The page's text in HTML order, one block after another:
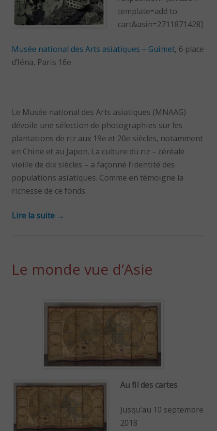
template=add to
cart&asin=2711871428]
Musée national des Arts asiatiques – Guimet, 6 place
d’Iéna, Paris 16e
Le Musée national des Arts asiatiques (MNAAG)
dévoile une sélection de photographies sur les
plantations de riz aux 19e et 20e siècles, notamment
en Chine et au Japon. La culture du riz – céréale
vieille de dix siècles – a façonné l’identité des
populations asiatiques. Comme en témoigne la
richesse de ce fonds.
Lire la suite →
Le monde vue d’Asie
Au fil des cartes
Jusqu’au 10 septembre
2018